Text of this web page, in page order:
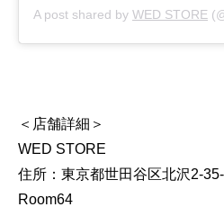
A post shared by WED STORE
＜店舗詳細＞
WED STORE
住所：東京都世田谷区北沢2-
Room64